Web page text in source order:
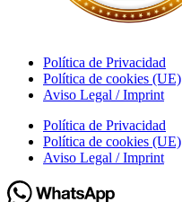
Política de Privacidad
Política de cookies (UE)
Aviso Legal / Imprint
Política de Privacidad
Política de cookies (UE)
Aviso Legal / Imprint